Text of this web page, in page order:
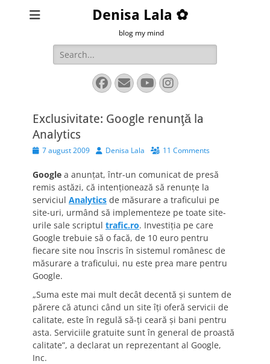
Denisa Lala ✿
blog my mind
Search
for:
Facebook
EmailYouTube
Instagram
Exclusivitate: Google renunţă la
Analytics
Posted7 august 2009 AuthorDenisa Lala 11 Comments
Google a anunţat, într-un comunicat de presă
remis astăzi, că intenţionează să renunţe la
serviciul Analytics de măsurare a traficului pe
site-uri, urmând să implementeze pe toate site-
urile sale scriptul trafic.ro. Investiţia pe care
Google trebuie să o facă, de 10 euro pentru
fiecare site nou înscris în sistemul românesc de
măsurare a traficului, nu este prea mare pentru
Google.
„Suma este mai mult decât decentă şi suntem de
părere că atunci când un site îţi oferă servicii de
calitate, este în regulă să-ţi ceară şi bani pentru
asta. Serviciile gratuite sunt în general de proastă
calitate”, a declarat un reprezentant al Google,
Inc.